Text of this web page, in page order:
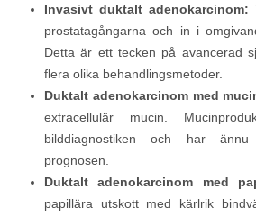
Invasivt duktalt adenokarcinom:
prostatagångarna och in i
Detta är ett tecken på avancerad
flera olika behandlingsmetoder.
Duktalt adenokarcinom med
extracellulär mucin.
bilddiagnostiken och har
prognosen.
Duktalt adenokarcinom med
papillära utskott med kärlrik